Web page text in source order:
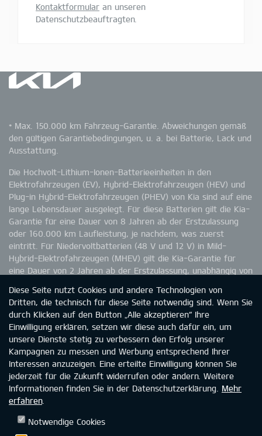
Kontaktformular an unseren
Datenschutzbeauftragten.
* Max. 150.000 km Fahrzeug-Garantie. Abweichungen gemäß
den gültigen Garantiebedingungen, u. a. bei Batterie, Lack und
Ausstattung.
Die Hochvolt-Lithium-Ionen-Batterieeinheiten in den
Elektrofahrzeugen (EV), Hybrid-Elektrofahrzeugen (HEV) und
Plug-in Hybrid-Elektrofahrzeugen (PHEV) von Kia sind auf eine
lange Lebensdauer ausgelegt. Für diese Batterien gilt die Kia-
Garantie für eine Dauer von 8 Jahren ab der Erstzulassung
oder 160.000 km Laufleistung, je nachdem, was zuerst
eintritt. Für Niedervoltbatterien (48 V und 12 V) in Mild-
Hybrid-Elektrofahrzeugen (MHEV) gilt die Kia-Garantie für
eine Dauer von 2 Jahren ab der Erstzulassung, unabhängig von
Elektrofahrzeugen (EV) und Plug-in Hybrid-Elektrofahrzeugen
(PHEV) garantiert Kia eine Batteriekapazität von 70 %. Die
Kapazitätsminderung der Batterie in HEV- und MHEV-
Fahrzeugen ist nicht durch die Garantie abgedeckt. Wie du
einer möglichen Kapazitätsminderung entgegenwirken wirken
kannst, entnimmst du bitte der Betriebsanleitung. Weitere
Informationen zur Kia-Garantie findest du unter
www.kia.com/de/garantie.
Diese Seite nutzt Cookies und andere Technologien von
Dritten, die technisch für diese Seite notwendig sind. Wenn Sie
durch Klicken auf den Button „Alle akzeptieren“ Ihre
Einwilligung erklären, setzen wir diese auch dafür ein, um
unsere Dienste stetig zu verbessern den Erfolg unserer
Kampagnen zu messen und Werbung entsprechend Ihrer
Interessen anzuzeigen. Eine erteilte Einwilligung können Sie
jederzeit für die Zukunft widerrufen oder ändern. Weitere
Informationen finden Sie in der Datenschutzerklärung. Mehr
erfahren.
Notwendige Cookies